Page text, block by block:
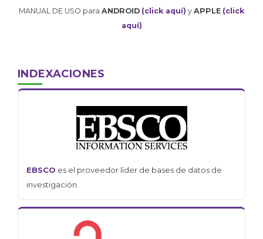
MANUAL DE USO para ANDROID (click aquí) y APPLE (click
aquí)
INDEXACIONES
EBSCO es el proveedor líder de bases de datos de
investigación.